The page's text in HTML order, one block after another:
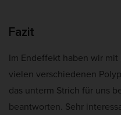
Fazit
Im Endeffekt haben wir
vielen verschiedenen
das unterm Strich für uns
beantworten. Sehr